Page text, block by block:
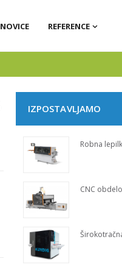
REFERENCE
NOVICE
IZPOSTAVLJAMO